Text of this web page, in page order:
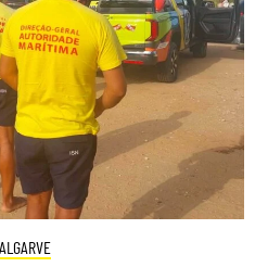
ALGARVE